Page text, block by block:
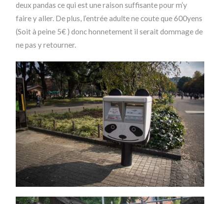
deux pandas ce qui est une raison suffisante pour m’y
faire y aller. De plus, l’entrée adulte ne coute que 600yens
(Soit à peine 5€ ) donc honnetement il serait dommage de
ne pas y retourner.